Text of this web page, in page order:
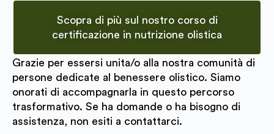
Scopra di più sul nostro corso di
certificazione in nutrizione olistica
Grazie per essersi unita/o alla nostra comunità di
persone dedicate al benessere olistico. Siamo
onorati di accompagnarla in questo percorso
trasformativo. Se ha domande o ha bisogno di
assistenza, non esiti a contattarci.